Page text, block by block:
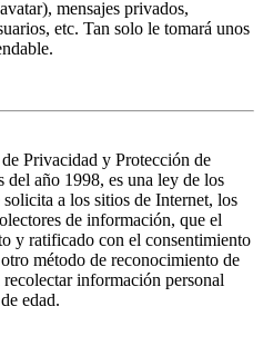
mensajes privados,
etc. Tan solo le tomará unos
Privacidad y Protección de
del año 1998, es una ley de los
a los sitios de Internet, los
de información, que el
y ratificado con el consentimiento
método de reconocimiento de
información personal
edad.